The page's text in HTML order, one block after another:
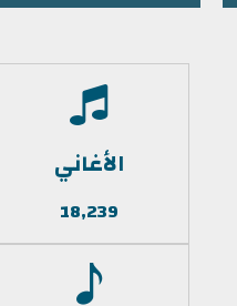
الأغاني
18,239